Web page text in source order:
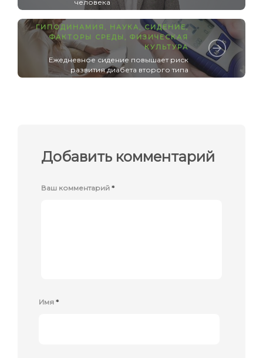
человека
ГИПОДИНАМИЯ НАУКА ,СИДЕНИЕ,
ФАКТОРЫ СРЕДЫ
ФИЗИЧЕСКАЯ
КУЛЬТУРА
Ежедневное сидение повышает риск
развития диабета второго типа
Добавить комментарий
Ваш комментарий *
Имя *